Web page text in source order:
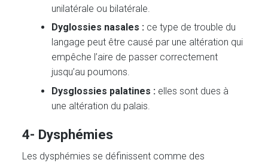
unilatérale ou bilatérale.
Dyglossies nasales : ce type de trouble du
langage peut être causé par une altération qui
empêche l’aire de passer correctement
jusqu’au poumons.
Dysglossies palatines : elles sont dues à
une altération du palais.
4- Dysphémies
Les dysphémies se définissent comme des